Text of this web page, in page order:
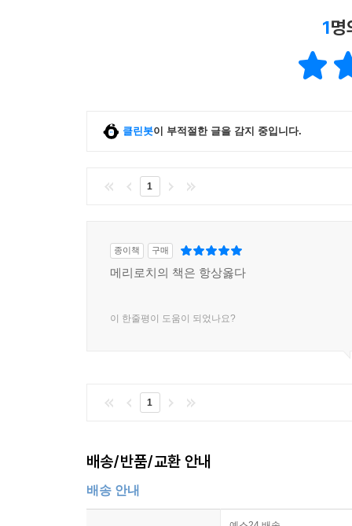
1명
클린봇이 부적절한 글을 감지 중입니다.
1
종이책 구매
메리로치의 책은 항상옳다
이 한줄평이 도움이 되었나요?
1
배송/반품/교환 안내
배송 안내